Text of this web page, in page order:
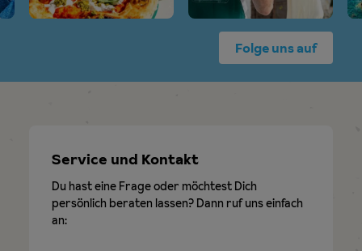
Folge uns auf
Service und Kontakt
Du hast eine Frage oder möchtest Dich
persönlich beraten lassen? Dann ruf uns einfach
an: